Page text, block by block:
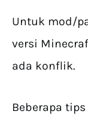
Untuk mod/
versi
ada konflik.
Beberapa